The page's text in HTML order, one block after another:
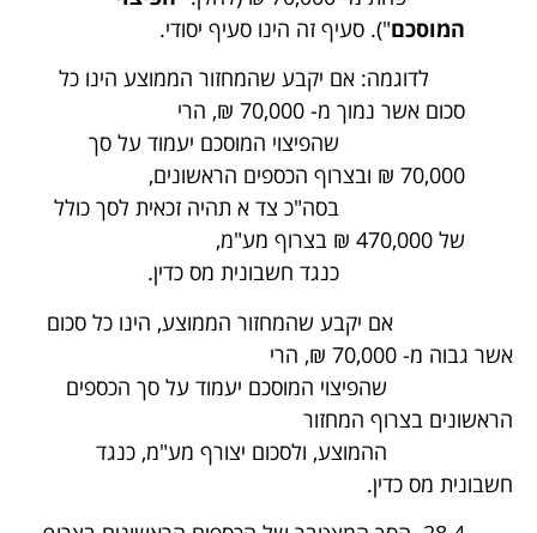
המוסכם"). סעיף זה הינו סעיף יסודי.
לדוגמה: אם יקבע שהמחזור הממוצע הינו כל
סכום אשר נמוך מ- 70,000 ₪, הרי
שהפיצוי המוסכם יעמוד על סך
70,000 ₪ ובצרוף הכספים הראשונים,
בסה"כ צד א תהיה זכאית לסך כולל
של 470,000 ₪ בצרוף מע"מ,
כנגד חשבונית מס כדין.
אם יקבע שהמחזור הממוצע, הינו כל סכום
אשר גבוה מ- 70,000 ₪, הרי
שהפיצוי המוסכם יעמוד על סך הכספים
הראשונים בצרוף המחזור
ההמוצע, ולסכום יצורף מע"מ, כנגד
חשבונית מס כדין.